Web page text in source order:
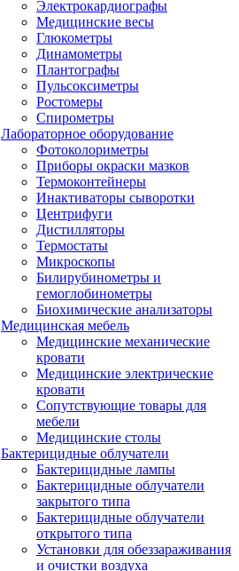
Электрокардиографы
Медицинские весы
Глюкометры
Динамометры
Плантографы
Пульсоксиметры
Ростомеры
Спирометры
Лабораторное оборудование
Фотоколориметры
Приборы окраски мазков
Термоконтейнеры
Инактиваторы сыворотки
Центрифуги
Дистилляторы
Термостаты
Микроскопы
Билирубинометры и
гемоглобинометры
Биохимические анализаторы
Медицинская мебель
Медицинские механические
кровати
Медицинские электрические
кровати
Сопутствующие товары для
мебели
Медицинские столы
Бактерицидные облучатели
Бактерицидные лампы
Бактерицидные облучатели
закрытого типа
Бактерицидные облучатели
открытого типа
Установки для обеззараживания
и очистки воздуха